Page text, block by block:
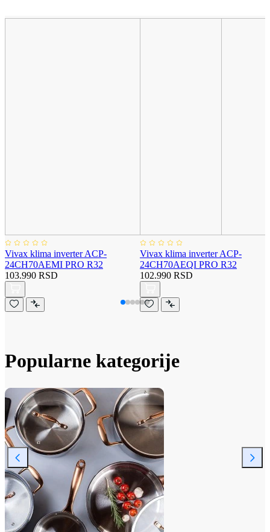
Vivax klima inverter ACP-
24CH70AEMI PRO R32
103.990 RSD
Vivax klima inverter ACP-
24CH70AEQI PRO R32
102.990 RSD
Popularne kategorije